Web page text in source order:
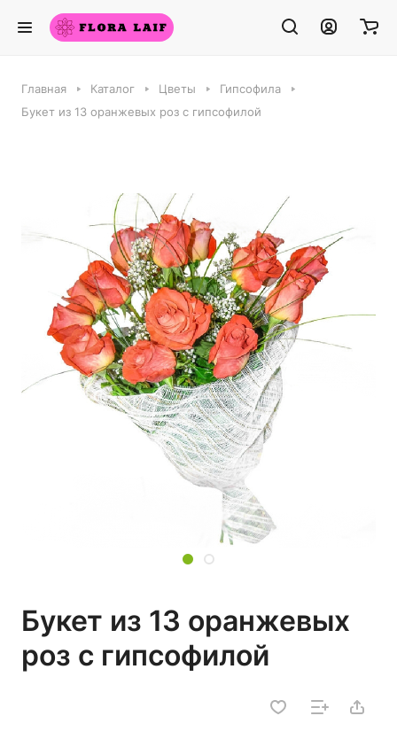
Главная Каталог Цветы
Гипсофила
Букет из 13 оранжевых роз с гипсофилой
Букет из 13 оранжевых
роз с гипсофилой